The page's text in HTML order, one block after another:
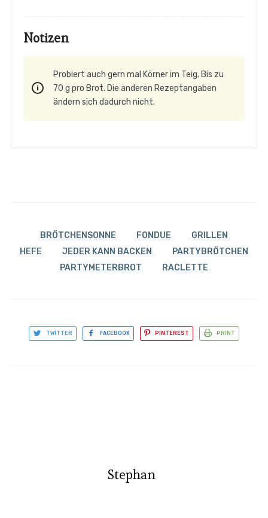
Notizen
Probiert auch gern mal Körner im Teig. Bis zu
70 g pro Brot. Die anderen Rezeptangaben
ändern sich dadurch nicht.
BRÖTCHENSONNE FONDUE
GRILLEN
HEFE
JEDER KANN BACKEN
PARTYBRÖTCHEN
PARTYMETERBROT
RACLETTE
TWITTER FACEBOOK PINTEREST PRINT
Stephan